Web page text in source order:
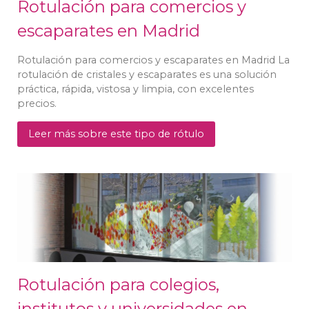
Rotulación para comercios y
escaparates en Madrid
Rotulación para comercios y escaparates en Madrid La
rotulación de cristales y escaparates es una solución
práctica, rápida, vistosa y limpia, con excelentes
precios.
Leer más sobre este tipo de rótulo
Rotulación para colegios,